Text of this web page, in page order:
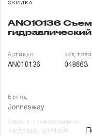
СКИДКА
AN010136
Артикул
AN010136
код
048663
Бренд
Jonnesway
Страна производитель
ТАЙВАНЬ (КИТАЙ)